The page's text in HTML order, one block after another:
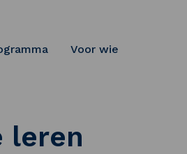
Voor wie
leren